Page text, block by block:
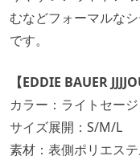
むなどフォーマルな
です。
【EDDIE BAUER
カラー：ライトセー
サイズ展開：S/M/L
素材：表側ポリエス